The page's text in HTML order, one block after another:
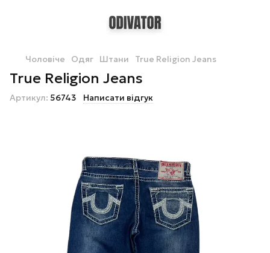
Чоловіче Одяг Штани True Religion Jeans
True Religion Jeans
Артикул: 56743 Написати відгук